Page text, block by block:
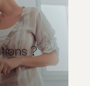
?